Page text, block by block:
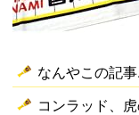
なんやこの記
コンラッド、